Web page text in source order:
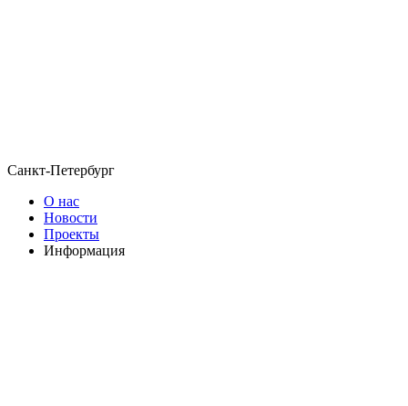
Санкт-Петербург
О нас
Новости
Проекты
Информация